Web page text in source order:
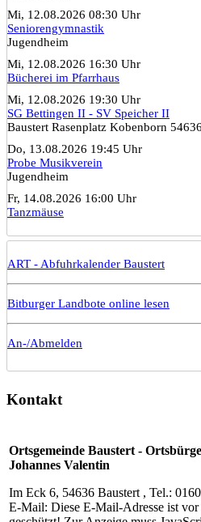
Mi, 12.08.2026 08:30 Uhr
Seniorengymnastik
Jugendheim
Mi, 12.08.2026 16:30 Uhr
Bücherei im Pfarrhaus
Mi, 12.08.2026 19:30 Uhr
SG Bettingen II - SV Speicher II
Baustert Rasenplatz Kobenborn
Do, 13.08.2026 19:45 Uhr
Probe Musikverein
Jugendheim
Fr, 14.08.2026 16:00 Uhr
Tanzmäuse
ART - Abfuhrkalender Baustert
Bitburger Landbote online lesen
An-/Abmelden
Kontakt
Ortsgemeinde Baustert -
Johannes Valentin
Im Eck 6, 54636 Baustert , Tel.:
E-Mail: Diese E-Mail-Adresse ist vor